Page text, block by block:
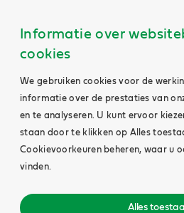
Informatie over
cookies
We gebruiken cookies voor de
informatie over de prestaties van
en te analyseren. U kunt ervoor
staan door te klikken op Alles
Cookievoorkeuren beheren, waar u
vinden.
Alles